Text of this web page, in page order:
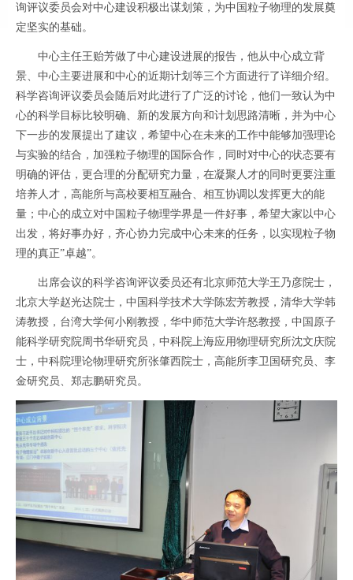
询评议委员会对中心建设积极出谋划策，为中国粒子物理的发展奠
定坚实的基础。
中心主任王贻芳做了中心建设进展的报告，他从中心成立背
景、中心主要进展和中心的近期计划等三个方面进行了详细介绍。
科学咨询评议委员会随后对此进行了广泛的讨论，他们一致认为中
心的科学目标比较明确、新的发展方向和计划思路清晰，并为中心
下一步的发展提出了建议，希望中心在未来的工作中能够加强理论
与实验的结合，加强粒子物理的国际合作，同时对中心的状态要有
明确的评估，更合理的分配研究力量，在凝聚人才的同时更要注重
培养人才，高能所与高校要相互融合、相互协调以发挥更大的能
量；中心的成立对中国粒子物理学界是一件好事，希望大家以中心
出发，将好事办好，齐心协力完成中心未来的任务，以实现粒子物
理的真正”卓越”。
出席会议的科学咨询评议委员还有北京师范大学王乃彦院士，
北京大学赵光达院士，中国科学技术大学陈宏芳教授，清华大学韩
涛教授，台湾大学何小刚教授，华中师范大学许怒教授，中国原子
能科学研究院周书华研究员，中科院上海应用物理研究所沈文庆院
士，中科院理论物理研究所张肇西院士，高能所李卫国研究员、李
金研究员、郑志鹏研究员。